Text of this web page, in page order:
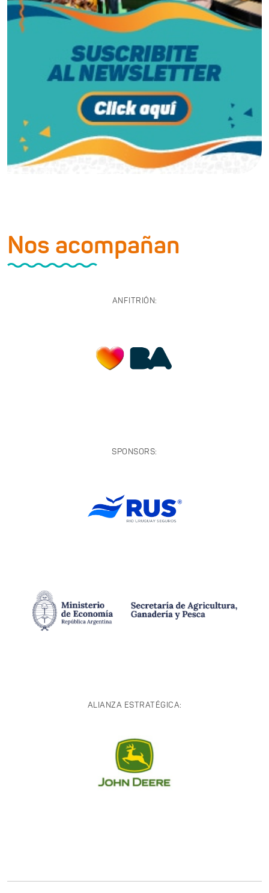
Nos acompañan
ANFITRIÓN:
SPONSORS:
ALIANZA ESTRATÉGICA: